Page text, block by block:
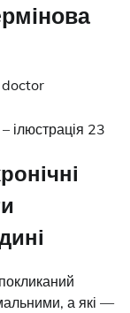
doctor
а які —